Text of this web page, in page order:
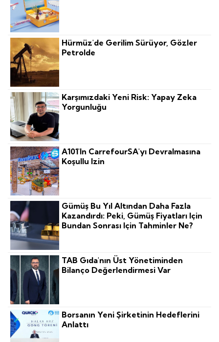
Hürmüz'de Gerilim Sürüyor, Gözler
Petrolde
Karşımızdaki Yeni Risk: Yapay Zeka
Yorgunluğu
A101'in CarrefourSA'yı Devralmasına
Koşullu Izin
Gümüş Bu Yıl Altından Daha Fazla
Kazandırdı: Peki, Gümüş Fiyatları Için
Bundan Sonrası Için Tahminler Ne?
TAB Gıda'nın Üst Yönetiminden
Bilanço Değerlendirmesi Var
Borsanın Yeni Şirketinin Hedeflerini
Anlattı